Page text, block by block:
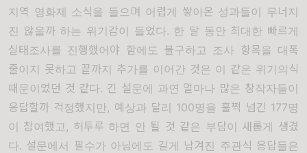
지역 영화제 소식을 들으며 어렵게 쌓아온 성과들이 무너지
진 않을까 하는 위기감이 들었다. 한 달 동안 최대한 빠르게
실태조사를 진행했어야 함에도 불구하고 조사 항목을 대폭
줄이지 못하고 끝까지 추가를 이어간 것은 이 같은 위기의식
때문이었던 것 같다. 긴 설문에 과연 얼마나 많은 창작자들이
응답할까 걱정했지만, 예상과 달리 100명을 훌쩍 넘긴 177명
이 참여했고, 허투루 하면 안 될 것 같은 부담이 새롭게 생겼
다. 설문에서 필수가 아님에도 길게 남겨진 주관식 응답들은